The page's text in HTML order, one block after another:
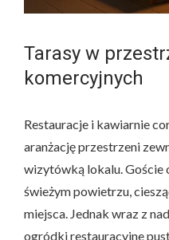
Tarasy w
komercyjnych
Restauracje i kawiarnie
aranżację przestrzeni
wizytówką lokalu. Goście
świeżym powietrzu,
miejsca. Jednak wraz z
ogródki restauracyjne